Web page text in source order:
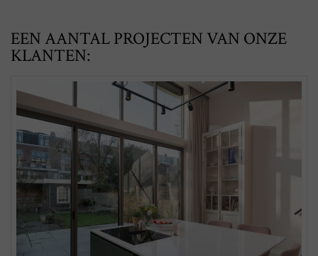
EEN AANTAL PROJECTEN VAN ONZE
KLANTEN: